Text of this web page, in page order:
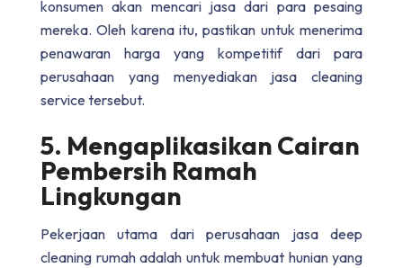
konsumen akan mencari jasa dari para pesaing
mereka. Oleh karena itu, pastikan untuk menerima
penawaran harga yang kompetitif dari para
perusahaan yang menyediakan jasa cleaning
service tersebut.
5. Mengaplikasikan Cairan
Pembersih Ramah
Lingkungan
Pekerjaan utama dari perusahaan jasa deep
cleaning rumahadalah untuk membuat hunian yang